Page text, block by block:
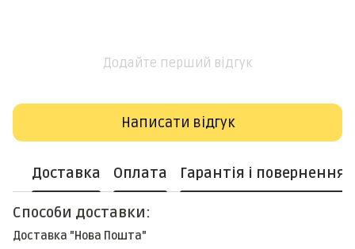
Додайте перший відгук
Написати відгук
Доставка Оплата Гарантія і повернення
Способи доставки:
Доставка "Нова Пошта"